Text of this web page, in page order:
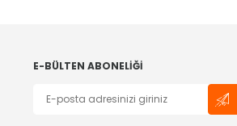
E-BÜLTEN ABONELIĞI